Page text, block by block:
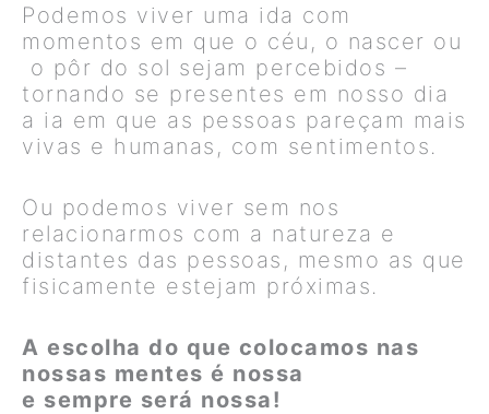
Podemos viver uma ida com
momentos em que o céu, o nascer ou
o pôr do sol sejam percebidos –
tornando se presentes em nosso dia
a ia em que as pessoas pareçam mais
vivas e humanas, com sentimentos.
Ou podemos viver sem nos
relacionarmos com a natureza e
distantes das pessoas, mesmo as que
fisicamente estejam próximas.
A escolha do que colocamos nas
nossas mentes é nossa
e sempre será nossa!